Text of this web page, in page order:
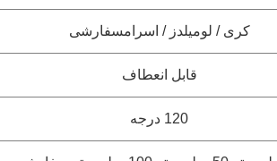
کری / لومیلدز / اسرامسفارشی
قابل انعطاف
120 درجه